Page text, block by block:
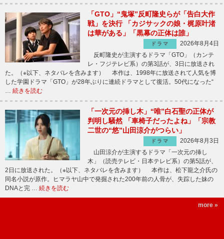
「GTO」“鬼塚”反町隆史らが「告白大作
戦」を決行 「カジサックの娘・梶原叶渚
は華がある」「黒幕の正体は誰」
ドラマ
2026年8月4日
反町隆史が主演するドラマ「GTO」（カンテ
レ・フジテレビ系）の第3話が、3日に放送され
た。（※以下、ネタバレを含みます） 本作は、1998年に放送されて人気を博
した学園ドラマ「GTO」が28年ぶりに連続ドラマとして復活。50代になった“
続きを読む
「一次元の挿し木」“唯”白石聖の正体が
判明し騒然 「車椅子だったよね」「宗教
二世の“悠”山田涼介がつらい」
ドラマ
2026年8月3日
山田涼介が主演するドラマ「一次元の挿し
木」（読売テレビ・日本テレビ系）の第5話が、
2日に放送された。（※以下、ネタバレを含みます） 本作は、松下龍之介氏の
同名小説が原作。ヒマラヤ山中で発掘された200年前の人骨が、失踪した妹の
DNAと完 … 続きを読む
more »